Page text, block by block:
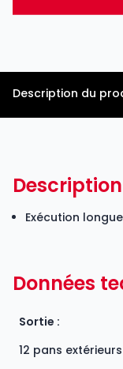
Description du
Exécution longue
Données
Sortie :
12 pans extérieurs